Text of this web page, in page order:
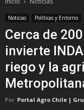
Noticias Políticas y Entorno
Cerca de
invierte
riego y la
Por Portal Agro Chile |